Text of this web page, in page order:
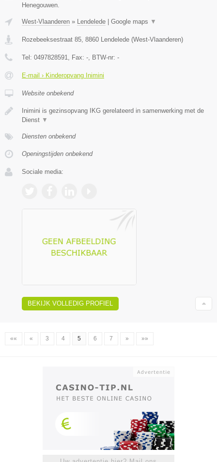
Henegouwen.
West-Vlaanderen » Lendelede Google maps ▼
Rozebeeksestraat 85 8860 Lendelede (West-Vlaanderen)
Tel: 0497828591 , Fax: - , BTW-nr: -
E-mail › Kinderopvang Inimini
Website onbekend
Inimini is gezinsopvang IKG gerelateerd in samenwerking met de
Dienst ▼
Diensten onbekend
Openingstijden onbekend
Sociale media:
BEKIJK VOLLEDIG PROFIEL
«« « 3 4 5 6 7 » »»